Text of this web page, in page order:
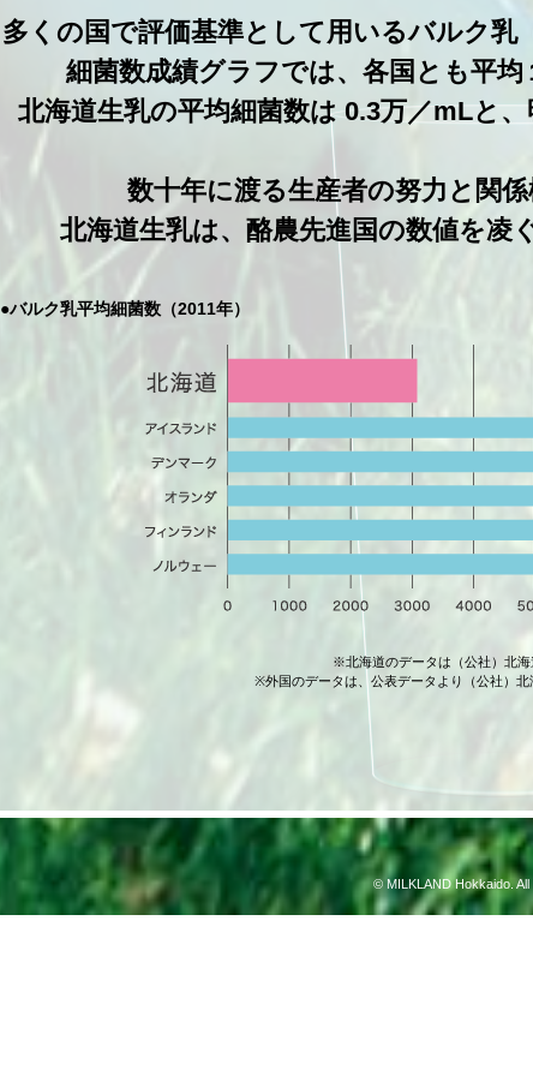
多くの国で評価基準として用いるバルク
細菌数成績グラフでは、各国とも平
北海道生乳の平均細菌数は 0.3万／mLと
数十年に渡る生産者の努力と関
北海道生乳は、酪農先進国の数値を凌
●バルク乳平均細菌数（2011年）
※北海道のデータは（公社）北
※外国のデータは、公表データより（公社）
© MILKLAND Hokkaido.